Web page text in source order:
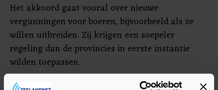
Het akkoord gaat vooral over nieuwe
vergunningen voor boeren, bijvoorbeeld als ze
willen uitbreiden. Zij krijgen een soepeler
regeling dan de provincies in eerste instantie
wilden toepassen.